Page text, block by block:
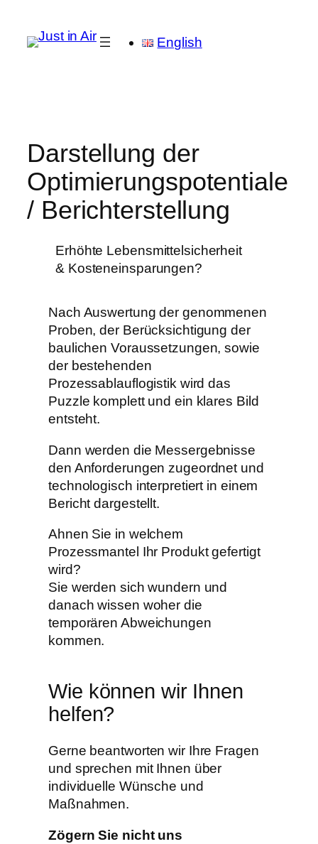
English
Darstellung der
Optimierungspotentiale
/ Berichterstellung
Erhöhte Lebensmittel­sicher­heit
& Kostenein­sparungen?
Nach Auswertung der genommenen
Proben, der Berücksichtigung der
baulichen Voraussetzungen, sowie
der bestehenden
Prozessablauflogistik wird das
Puzzle komplett und ein klares Bild
entsteht.
Dann werden die Messergebnisse
den Anforderungen zugeordnet und
technologisch interpretiert in einem
Bericht dargestellt.
Ahnen Sie in welchem
Prozessmantel Ihr Produkt gefertigt
wird?
Sie werden sich wundern und
danach wissen woher die
temporären Abweichungen
kommen.
Wie können wir Ihnen
helfen?
Gerne beantworten wir Ihre Fragen
und sprechen mit Ihnen über
individuelle Wünsche und
Maßnahmen.
Zögern Sie nicht uns